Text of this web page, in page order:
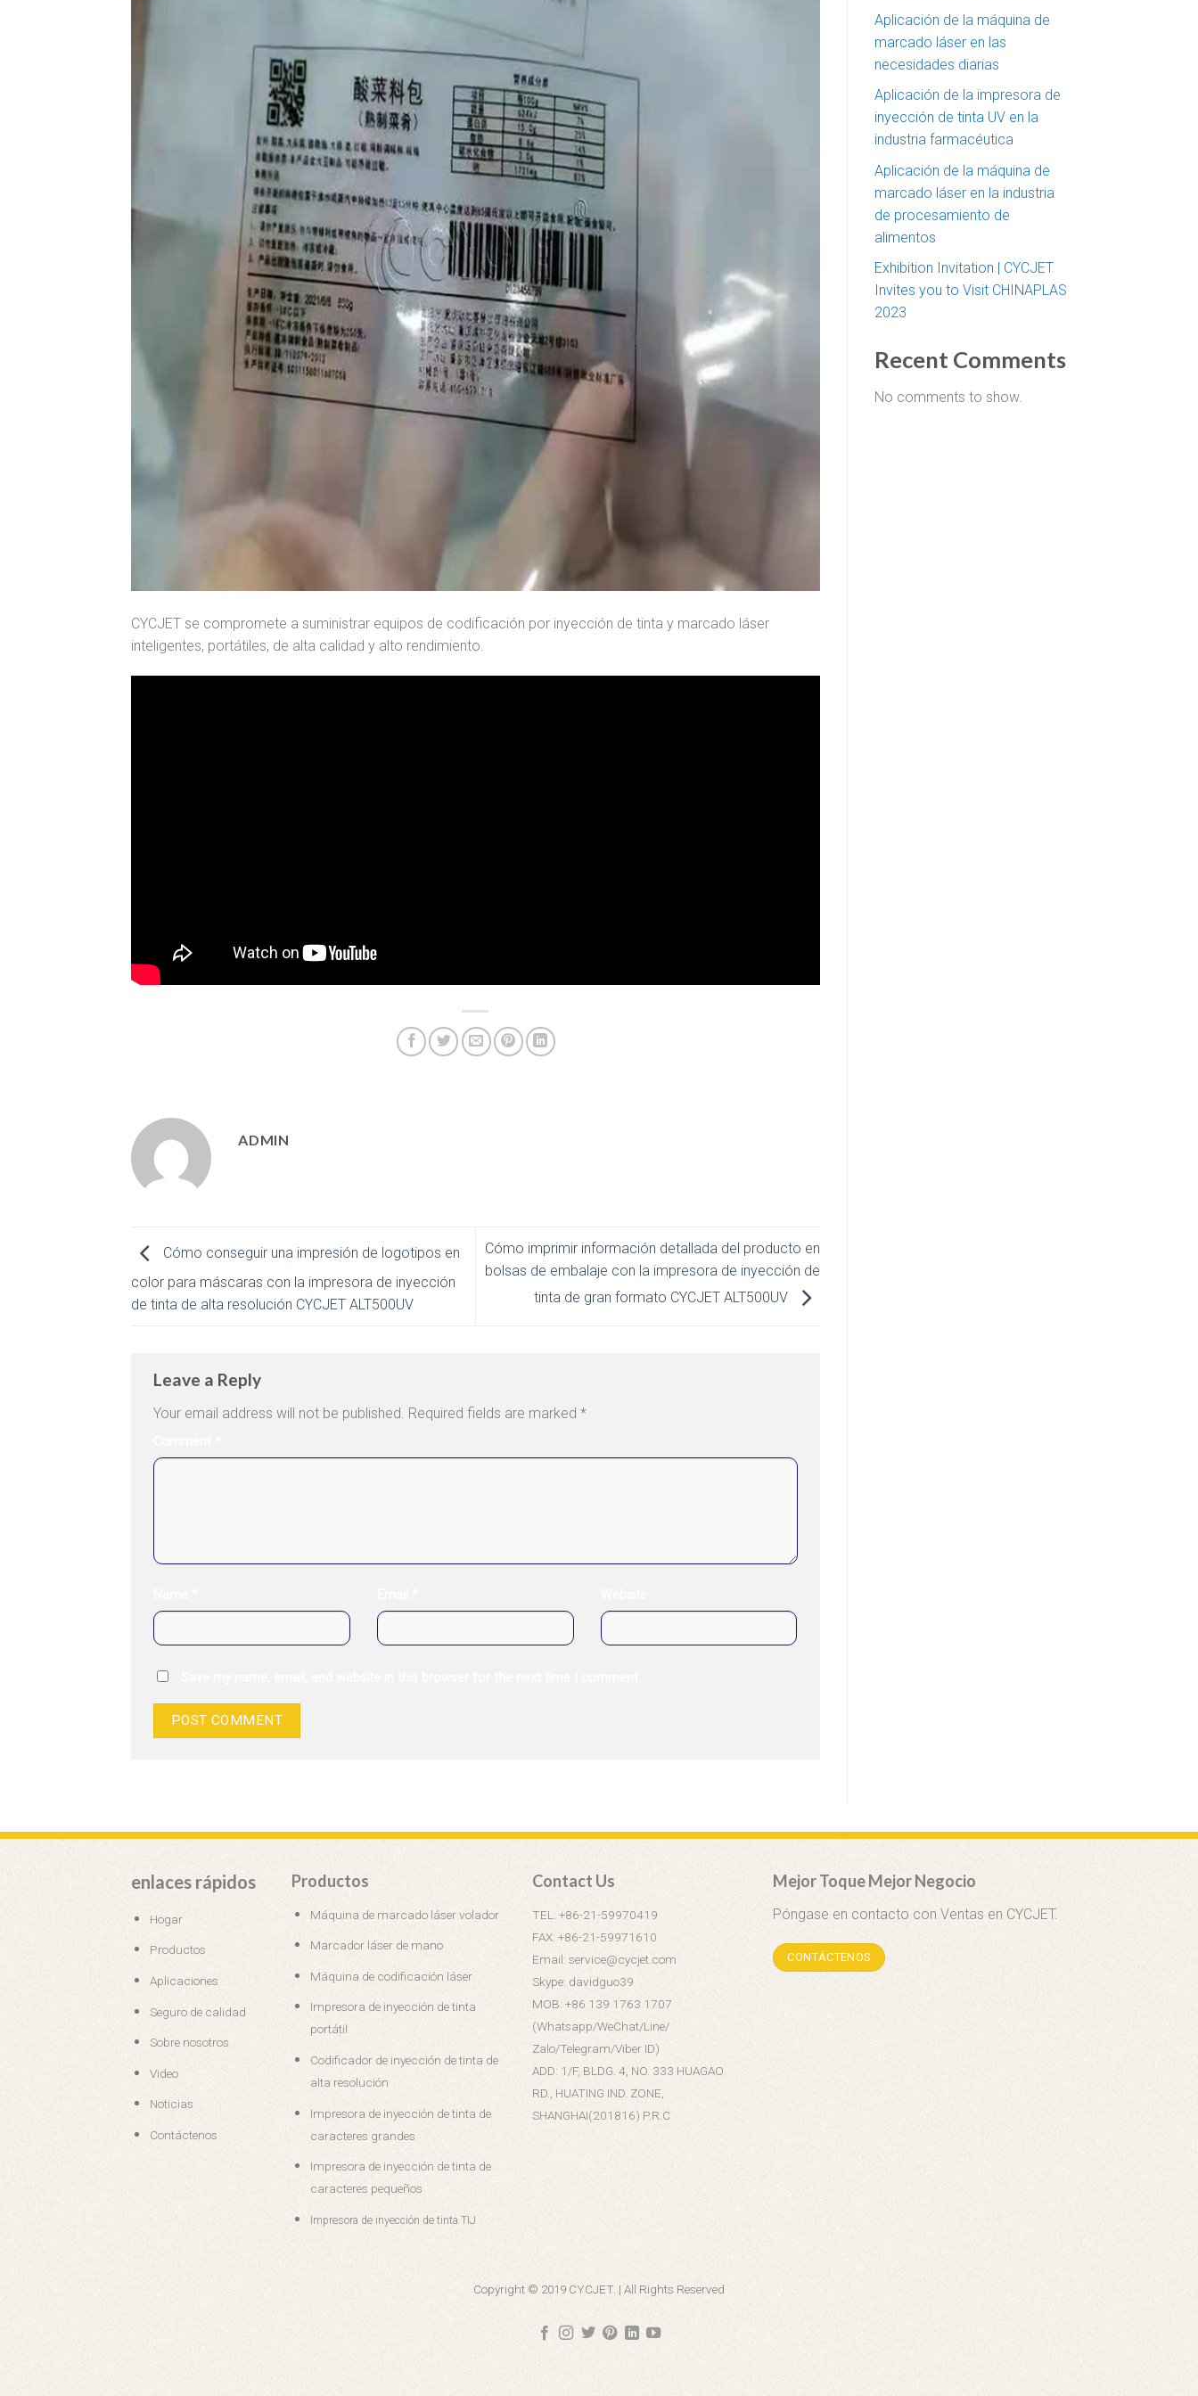
CYCJET se compromete a suministrar equipos de codificación por inyección de tinta y marcado láser
inteligentes, portátiles, de alta calidad y alto rendimiento.
ADMIN
Cómo conseguir una impresión de logotipos en
color para máscaras con la impresora de inyección
de tinta de alta resolución CYCJET ALT500UV
Cómo imprimir información detallada del producto en
bolsas de embalaje con la impresora de inyección de
tinta de gran formato CYCJET ALT500UV
Leave a Reply
Your email address will not be published. Required fields are marked *
Aplicación de la máquina de
marcado láser en las
necesidades diarias
Aplicación de la impresora de
inyección de tinta UV en la
industria farmacéutica
Aplicación de la máquina de
marcado láser en la industria
de procesamiento de
alimentos
Exhibition Invitation | CYCJET
Invites you to Visit CHINAPLAS
2023
Recent Comments
No comments to show.
enlaces rápidos
Hogar
Productos
Aplicaciones
Seguro de calidad
Sobre nosotros
Video
Noticias
Contáctenos
Productos
Máquina de marcado láser volador
Marcador láser de mano
Máquina de codificación láser
Impresora de inyección de tinta
portátil
Codificador de inyección de tinta de
alta resolución
Impresora de inyección de tinta de
caracteres grandes
Impresora de inyección de tinta de
caracteres pequeños
Impresora de inyección de tinta TIJ
Contact Us
TEL: +86-21-59970419
FAX: +86-21-59971610
Email: service@cycjet.com
Skype: davidguo39
MOB: +86 139 1763 1707
(Whatsapp/WeChat/Line/
Zalo/Telegram/Viber ID)
ADD: 1/F, BLDG. 4, NO. 333 HUAGAO
RD., HUATING IND. ZONE,
SHANGHAI(201816) P.R.C
Mejor Toque Mejor Negocio
Póngase en contacto con Ventas en CYCJET.
CONTÁCTENOS
Copyright © 2019 CYCJET. | All Rights Reserved